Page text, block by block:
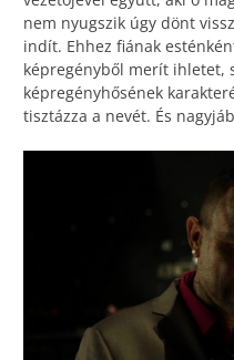
nem nyugszik úgy dönt
indít. Ehhez fiának
képregényből merít ihletet,
képregényhősének
tisztázza a nevét. És